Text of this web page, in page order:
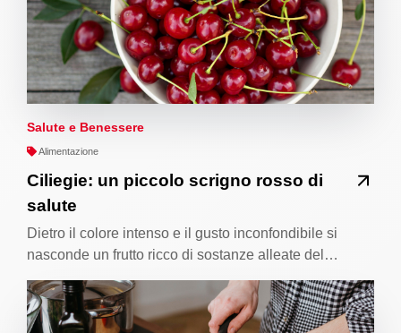
Salute e Benessere
Alimentazione
Ciliegie: un piccolo scrigno rosso di
salute
Dietro il colore intenso e il gusto inconfondibile si
nasconde un frutto ricco di sostanze alleate del…